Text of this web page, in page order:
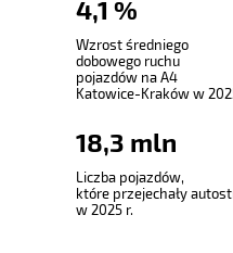
4,1 %
Wzrost średniego
dobowego ruchu
pojazdów na A4
Katowice-Kraków w
18,3 mln
Liczba pojazdów,
które przejechały
w 2025 r.